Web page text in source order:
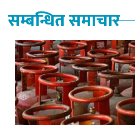
सम्बन्धित समाचार